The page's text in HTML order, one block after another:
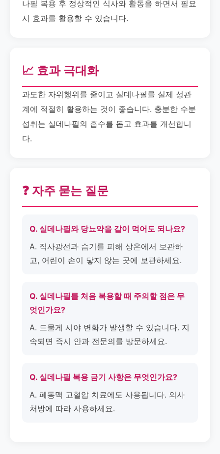
나필 복용 후 정상적인 식사와 활동을 하면서 필요
시 효과를 활용할 수 있습니다.
📈 효과 극대화
과도한 자위행위를 줄이고 실데나필를 실제 성관
계에 적절히 활용하는 것이 좋습니다. 충분한 수분
섭취는 실데나필의 흡수를 돕고 효과를 개선합니
다.
❓ 자주 묻는 질문
Q. 실데나필와 당뇨약을 같이 먹어도 되나요?
A. 직사광선과 습기를 피해 상온에서 보관하
고, 어린이 손이 닿지 않는 곳에 보관하세요.
Q. 실데나필를 처음 복용할 때 주의할 점은 무
엇인가요?
A. 드물게 시야 변화가 발생할 수 있습니다. 지
속되면 즉시 안과 전문의를 방문하세요.
Q. 실데나필 복용 금기 사항은 무엇인가요?
A. 폐동맥 고혈압 치료에도 사용됩니다. 의사
처방에 따라 사용하세요.